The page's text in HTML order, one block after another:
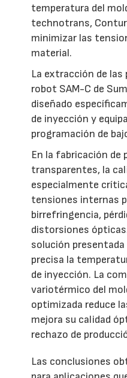
temperatura del
technotrans,
minimizar las
material.
La extracción de las
robot SAM-C de
diseñado
de inyección y
programación de
En la fabricación de
transparentes, la
especialmente
tensiones internas
birrefringencia,
distorsiones
solución
precisa la
de inyección. La
variotérmico del
optimizada reduce
mejora su calidad
rechazo de
Las conclusiones